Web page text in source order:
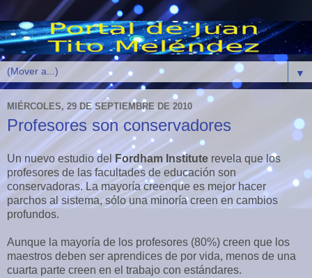
▼
MIÉRCOLES, 29 DE SEPTIEMBRE DE 2010
Profesores son conservadores
Un nuevo estudio delFordham Institute revela que los
profesores de las facultades de educación son
conservadoras. La mayoría creenque es mejor hacer
parchos al sistema, sólo una minoría creen en cambios
profundos.
Aunque la mayoría de los profesores (80%) creen que los
maestros deben ser aprendices de por vida, menos de una
cuarta parte creen en el trabajo con estándares.